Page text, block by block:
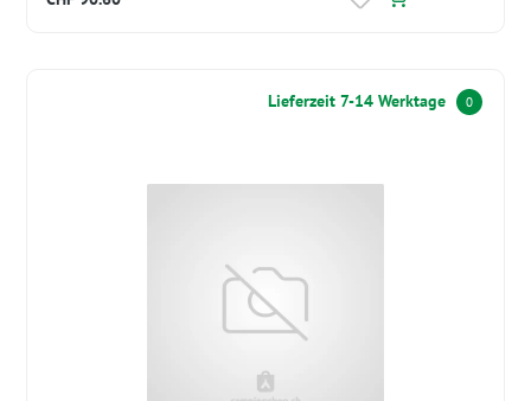
Lieferzeit 7-14 Werktage 0